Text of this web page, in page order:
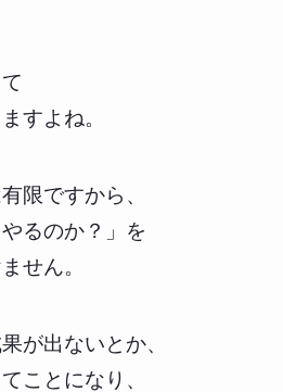
すよね。
限ですから、
るのか？」を
せん。
が出ないとか、
ことになり、